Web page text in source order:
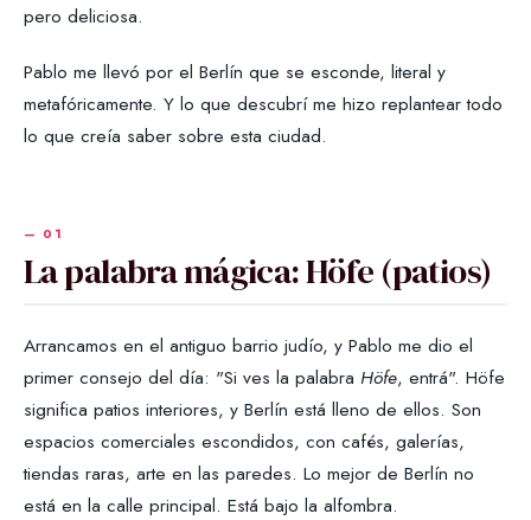
pero deliciosa.
Pablo me llevó por el Berlín que se esconde, literal y
metafóricamente. Y lo que descubrí me hizo replantear todo
lo que creía saber sobre esta ciudad.
La palabra mágica: Höfe (patios)
Arrancamos en el antiguo barrio judío, y Pablo me dio el
primer consejo del día: "Si ves la palabra Höfe, entrá". Höfe
significa patios interiores, y Berlín está lleno de ellos. Son
espacios comerciales escondidos, con cafés, galerías,
tiendas raras, arte en las paredes. Lo mejor de Berlín no
está en la calle principal. Está bajo la alfombra.